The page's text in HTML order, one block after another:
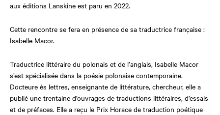
aux éditions Lanskine est paru en 2022.
Cette rencontre se fera en présence de sa traductrice française :
Isabelle Macor.
Traductrice littéraire du polonais et de l’anglais, Isabelle Macor
s’est spécialisée dans la poésie polonaise contemporaine.
Docteure ès lettres, enseignante de littérature, chercheur, elle a
publié une trentaine d’ouvrages de traductions littéraires, d’essais
et de préfaces. Elle a reçu le Prix Horace de traduction poétique